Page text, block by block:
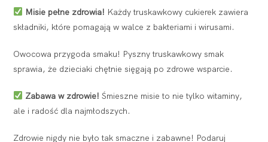
Misie pełne zdrowia! Każdy truskawkowy cukierek zawiera
składniki, które pomagają w walce z bakteriami i wirusami.
Owocowa przygoda smaku! Pyszny truskawkowy smak
sprawia, że dzieciaki chętnie sięgają po zdrowe wsparcie.
Zabawa w zdrowie! Śmieszne misie to nie tylko witaminy,
ale i radość dla najmłodszych.
Zdrowie nigdy nie było tak smaczne i zabawne! Podaruj